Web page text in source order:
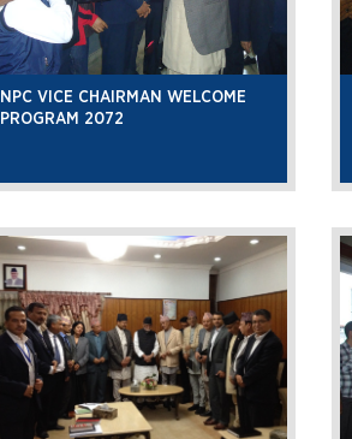
NPC VICE CHAIRMAN WELCOME
PROGRAM 2072